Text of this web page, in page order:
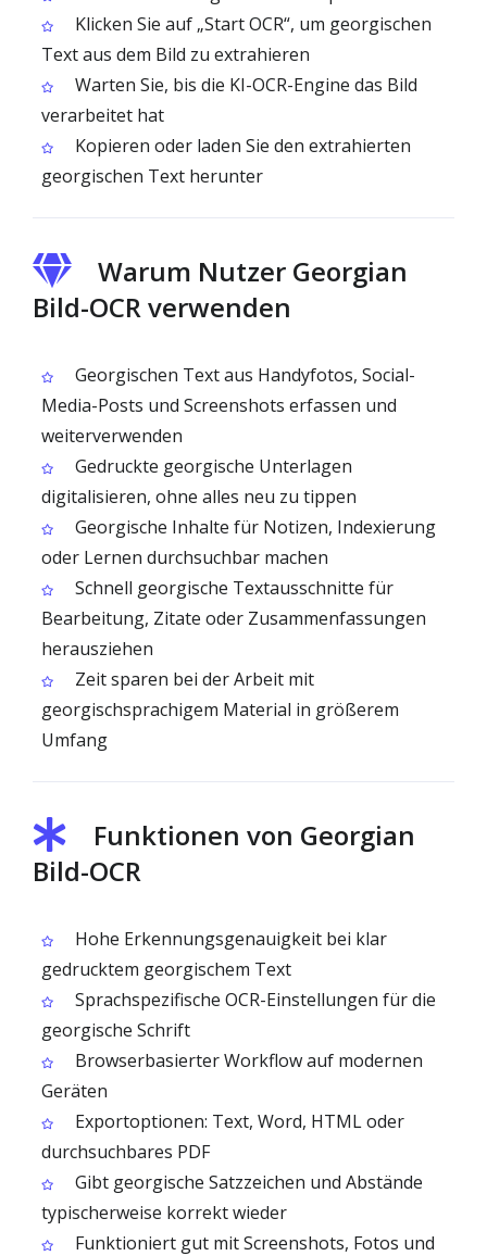
Klicken Sie auf „Start OCR“, um georgischen
Text aus dem Bild zu extrahieren
Warten Sie, bis die KI-OCR-Engine das Bild
verarbeitet hat
Kopieren oder laden Sie den extrahierten
georgischen Text herunter
Warum Nutzer Georgian
Bild-OCR verwenden
Georgischen Text aus Handyfotos, Social-
Media-Posts und Screenshots erfassen und
weiterverwenden
Gedruckte georgische Unterlagen
digitalisieren, ohne alles neu zu tippen
Georgische Inhalte für Notizen, Indexierung
oder Lernen durchsuchbar machen
Schnell georgische Textausschnitte für
Bearbeitung, Zitate oder Zusammenfassungen
herausziehen
Zeit sparen bei der Arbeit mit
georgischsprachigem Material in größerem
Umfang
Funktionen von Georgian
Bild-OCR
Hohe Erkennungsgenauigkeit bei klar
gedrucktem georgischem Text
Sprachspezifische OCR-Einstellungen für die
georgische Schrift
Browserbasierter Workflow auf modernen
Geräten
Exportoptionen: Text, Word, HTML oder
durchsuchbares PDF
Gibt georgische Satzzeichen und Abstände
typischerweise korrekt wieder
Funktioniert gut mit Screenshots, Fotos und